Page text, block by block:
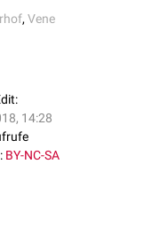
, Vene
14:28
BY-NC-SA